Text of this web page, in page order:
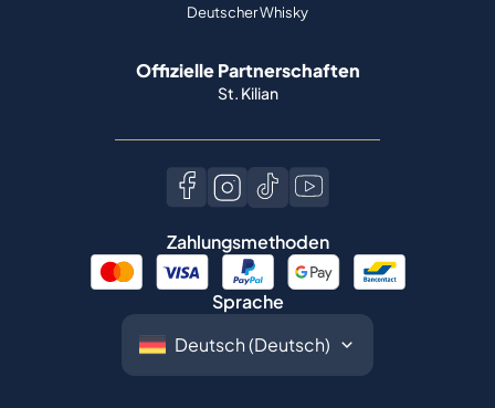
Deutscher Whisky
Offizielle Partnerschaften
St. Kilian
Zahlungsmethoden
Sprache